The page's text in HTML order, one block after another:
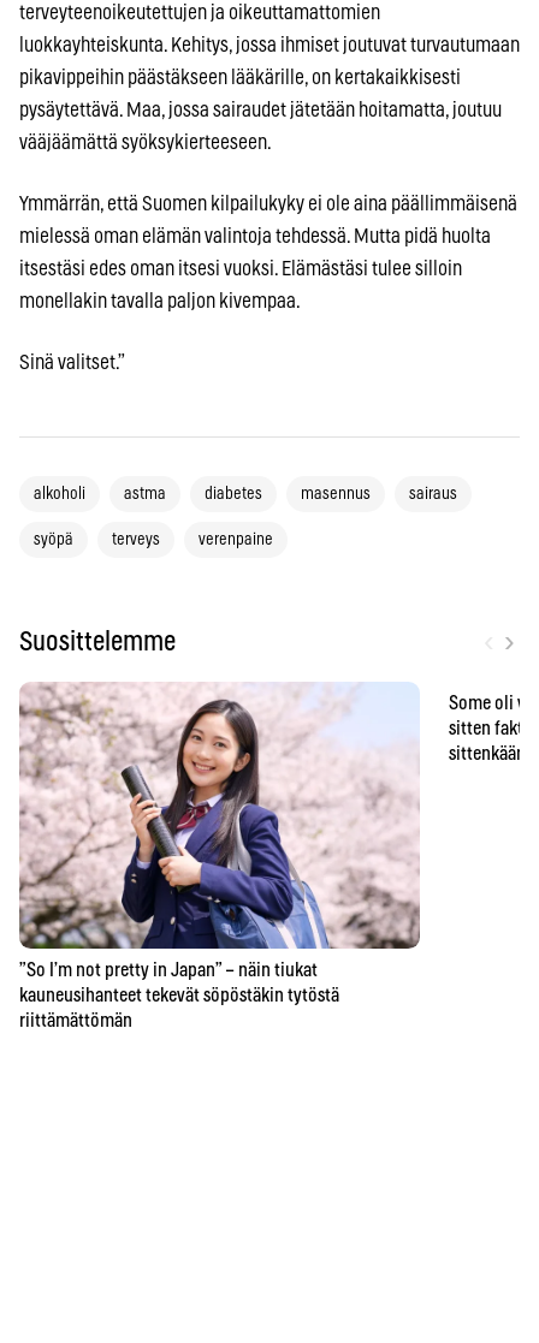
terveyteenoikeutettujen ja oikeuttamattomien
luokkayhteiskunta. Kehitys, jossa ihmiset joutuvat turvautumaan
pikavippeihin päästäkseen lääkärille, on kertakaikkisesti
pysäytettävä. Maa, jossa sairaudet jätetään hoitamatta, joutuu
vääjäämättä syöksykierteeseen.
Ymmärrän, että Suomen kilpailukyky ei ole aina päällimmäisenä
mielessä oman elämän valintoja tehdessä. Mutta pidä huolta
itsestäsi edes oman itsesi vuoksi. Elämästäsi tulee silloin
monellakin tavalla paljon kivempaa.
Sinä valitset.”
alkoholi astma diabetes masennus sairaus
syöpä terveys verenpaine
Suosittelemme ›
”So I’m not pretty in Japan” – näin tiukat
kauneusihanteet tekevät söpöstäkin tytöstä
riittämättömän
Some oli
sitten
sittenkään